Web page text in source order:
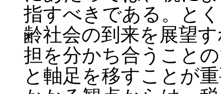
指すべきである。と
齢社会の到来を展望
担を分かち合うこと
と軸足を移すことが